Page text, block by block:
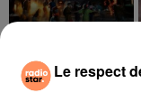
TAME IMPALA, JENNIE
Le respect